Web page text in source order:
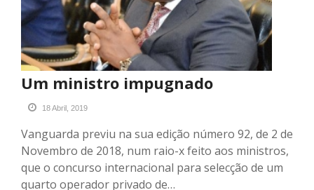
Um ministro impugnado
18 Abril, 2019
Vanguarda previu na sua edição número 92, de 2 de
Novembro de 2018, num raio-x feito aos ministros,
que o concurso internacional para selecção de um
quarto operador privado de…